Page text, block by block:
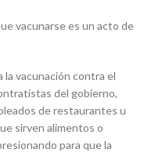
vacunarse es un acto de
la vacunación contra el
del gobierno,
de restaurantes u
sirven alimentos o
para que la